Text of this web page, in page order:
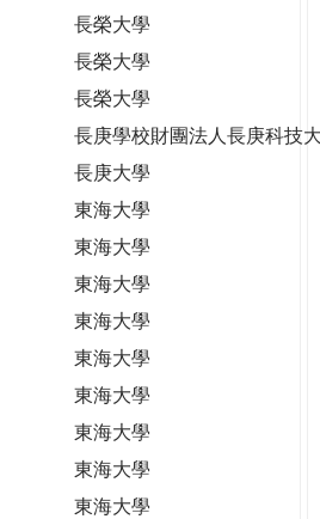
長榮大學
長榮大學
長榮大學
長庚學校財團法人長庚科技
長庚大學
東海大學
東海大學
東海大學
東海大學
東海大學
東海大學
東海大學
東海大學
東海大學